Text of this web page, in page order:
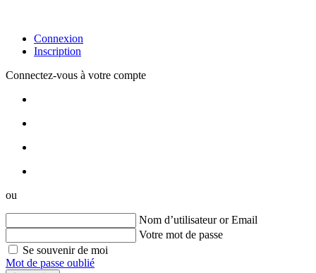
Connexion
Inscription
Connectez-vous à votre compte
ou
Nom d’utilisateur or Email
Votre mot de passe
Se souvenir de moi
Mot de passe oublié